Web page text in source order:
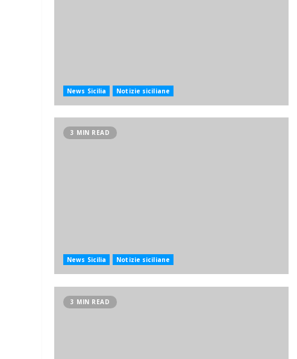
News Sicilia Notizie siciliane
3 MIN READ
News Sicilia Notizie siciliane
3 MIN READ